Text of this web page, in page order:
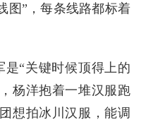
图”，每条线路都标着
“关键时候顶得上的
杨洋抱着一堆汉服跑
想拍冰川汉服，能调